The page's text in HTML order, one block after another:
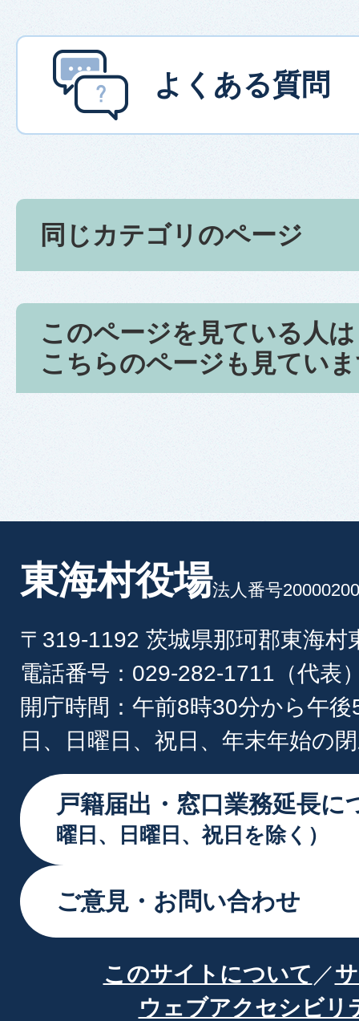
よくある質問
同じカテゴリのページ
このページを見ている人は
こちらのページも見てい
東海村役場法人番号
〒319-1192 茨城県那珂郡東海村
電話番号：029-282-1711（代表
開庁時間：午前8時30分から午
日、日曜日、祝日、年末年始の
戸籍届出・窓口業務延長に
曜日、日曜日、祝日を除く）
ご意見・お問い合わせ
このサイトについて
ウェブアクセシビリ